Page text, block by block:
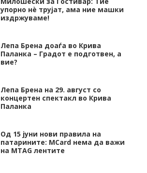
упорно нѐ трујат, ама ние машки
издржуваме!
Лепа Брена доаѓа во Крива
Паланка – Градот е подготвен, а
вие?
Лепа Брена на 29. август со
концертен спектакл во Крива
Паланка
Од 15 јуни нови правила на
патарините: MCard нема да важи
на MTAG лентите